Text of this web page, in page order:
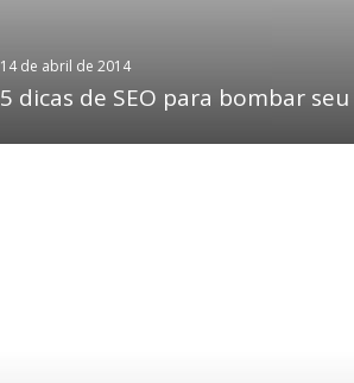
14 de abril de 2014
5 dicas de SEO para bombar